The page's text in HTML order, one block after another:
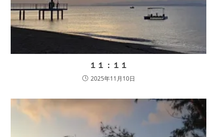
１１：１１
2025年11月10日